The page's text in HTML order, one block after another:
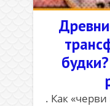
. Как «черви